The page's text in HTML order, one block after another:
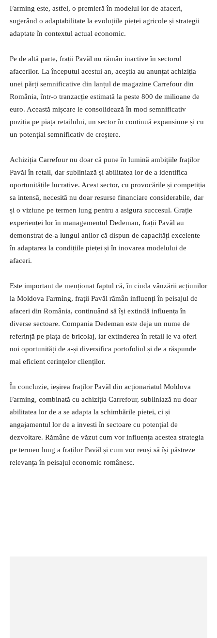
Farming este, astfel, o premieră în modelul lor de afaceri,
sugerând o adaptabilitate la evoluțiile pieței agricole și strategii
adaptate în contextul actual economic.
Pe de altă parte, frații Pavăl nu rămân inactive în sectorul
afacerilor. La începutul acestui an, aceștia au anunțat achiziția
unei părți semnificative din lanțul de magazine Carrefour din
România, într-o tranzacție estimată la peste 800 de milioane de
euro. Această mișcare le consolidează în mod semnificativ
poziția pe piața retailului, un sector în continuă expansiune și cu
un potențial semnificativ de creștere.
Achiziția Carrefour nu doar că pune în lumină ambițiile fraților
Pavăl în retail, dar subliniază și abilitatea lor de a identifica
oportunitățile lucrative. Acest sector, cu provocările și competiția
sa intensă, necesită nu doar resurse financiare considerabile, dar
și o viziune pe termen lung pentru a asigura succesul. Grație
experienței lor în managementul Dedeman, frații Pavăl au
demonstrat de-a lungul anilor că dispun de capacități excelente
în adaptarea la condițiile pieței și în inovarea modelului de
afaceri.
Este important de menționat faptul că, în ciuda vânzării acțiunilor
la Moldova Farming, frații Pavăl rămân influenți în peisajul de
afaceri din România, continuând să își extindă influența în
diverse sectoare. Compania Dedeman este deja un nume de
referință pe piața de bricolaj, iar extinderea în retail le va oferi
noi oportunități de a-și diversifica portofoliul și de a răspunde
mai eficient cerințelor clienților.
În concluzie, ieșirea fraților Pavăl din acționariatul Moldova
Farming, combinată cu achiziția Carrefour, subliniază nu doar
abilitatea lor de a se adapta la schimbările pieței, ci și
angajamentul lor de a investi în sectoare cu potențial de
dezvoltare. Rămâne de văzut cum vor influența acestea strategia
pe termen lung a fraților Pavăl și cum vor reuși să își păstreze
relevanța în peisajul economic românesc.